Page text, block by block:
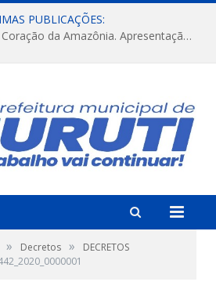
PUBLICAÇÕES:
FESTRIBAL 2026 – No Coração da Amazônia. Apresentação da Munduruku.
» Decretos »
DECRETOS